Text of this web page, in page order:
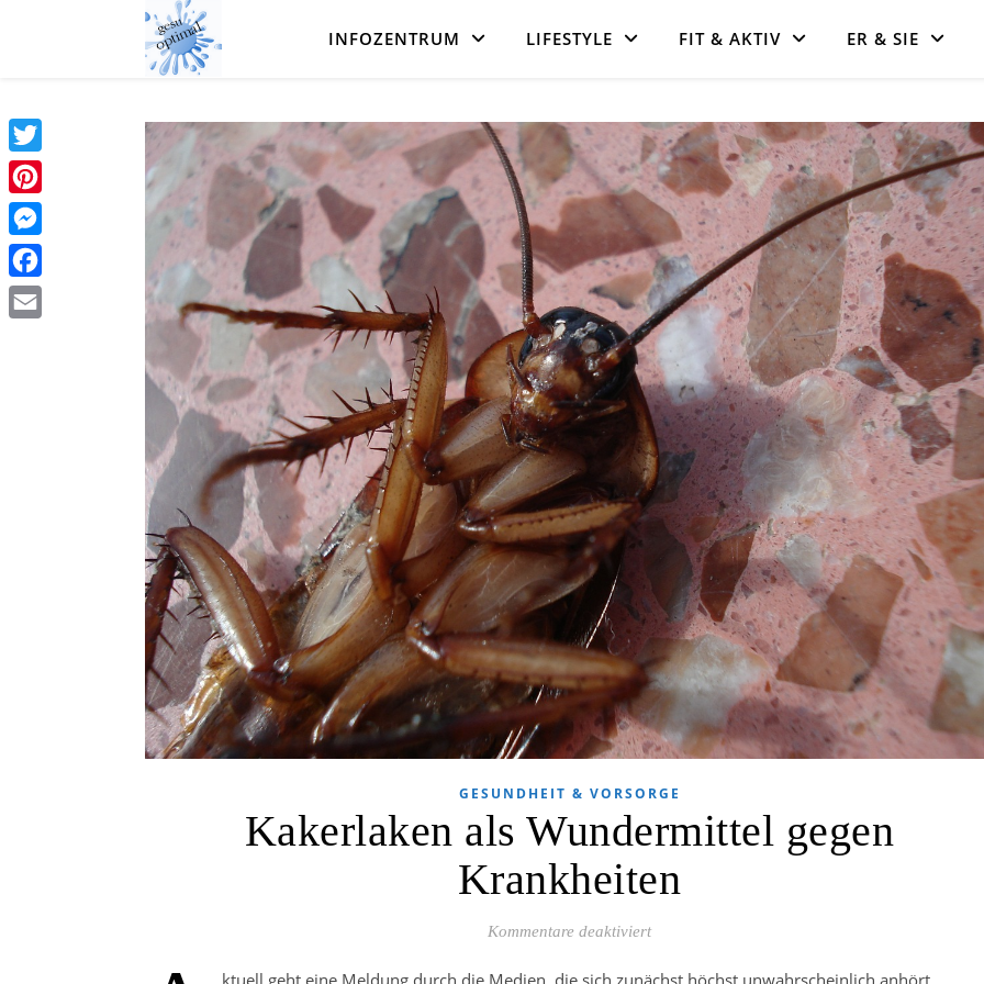
INFOZENTRUM LIFESTYLE FIT & AKTIV ER & SIE
GESUNDHEIT & VORSORGE
Kakerlaken als Wundermittel gegen
Krankheiten
Kommentare deaktiviertfür Kakerlaken als Wundermittel gegen
ktuell geht eine Meldung durch die Medien, die sich zunächst höchst unwahrscheinlich anhört.
Twitter
Pinterest
Messenger
Facebook